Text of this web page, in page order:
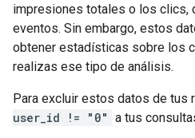
impresiones totales o los clics,
eventos. Sin embargo, estos
obtener estadísticas sobre los
realizas ese tipo de análisis.
Para excluir estos datos de tus
user_id != "0" a tus